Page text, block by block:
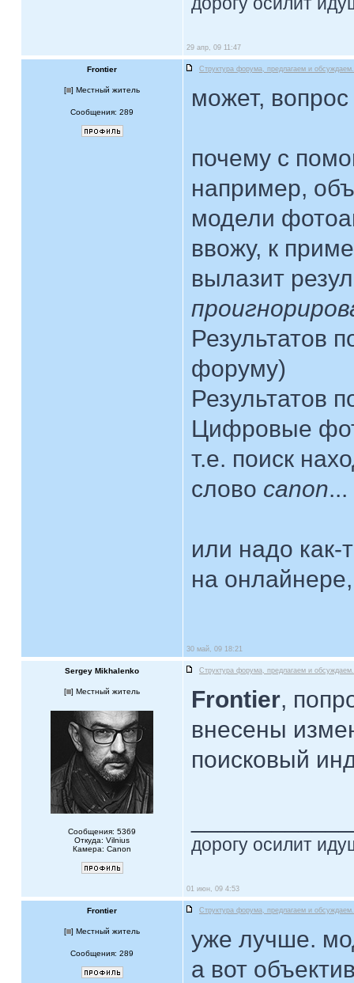
29 апр, 09 11:47
Frontier Структура форума, предлагаем и обсуждаем.
[ ] Местный житель
Сообщения: 289
может,
почему с
например,
модели
ввожу, к
вылазит
Результатов
форуму)
Результатов
Цифровые
т.е. поиск
слово canon...
или надо как-
на
30 май, 09 18:21
Sergey Mikhalenko Структура форума, предлагаем и обсуждаем.
[ ] Местный житель
Сообщения: 5369
Откуда: Vilnius
Камера: Canon
Frontier,
внесены
поисковый
дорогу осилит
01 июн, 09 4:53
Frontier Структура форума, предлагаем и обсуждаем.
[ ] Местный житель
Сообщения: 289
уже лучше.
а вот